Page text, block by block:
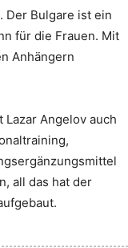
Der Bulgare ist ein
für die Frauen. Mit
Anhängern
Lazar Angelov auch
all das hat der